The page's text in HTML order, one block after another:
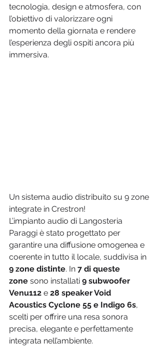
tecnologia, design e atmosfera, con
l’obiettivo di valorizzare ogni
momento della giornata e rendere
l’esperienza degli ospiti ancora più
immersiva.
Un sistema audio distribuito su 9 zone
integrate in Crestron!
L’impianto audio di Langosteria
Paraggi è stato progettato per
garantire una diffusione omogenea e
coerente in tutto il locale, suddivisa in
9 zone distinte. In 7 di queste
zone sono installati 9 subwoofer
Venu112 e 28 speaker Void
Acoustics Cyclone 55 e Indigo 6s,
scelti per offrire una resa sonora
precisa, elegante e perfettamente
integrata nell’ambiente.